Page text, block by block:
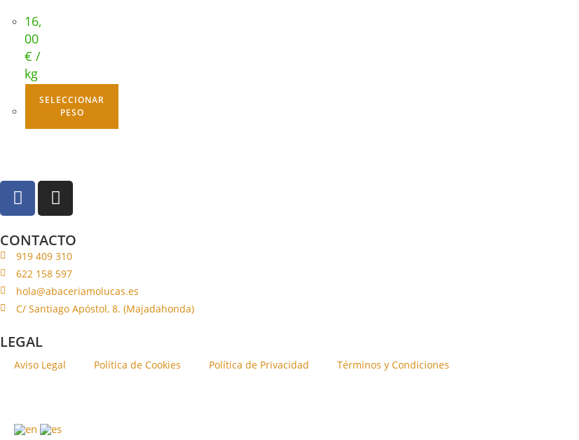
16,
00
€ /
kg
SELECCIONAR
PESO
CONTACTO
919 409 310
622 158 597
hola@abaceriamolucas.es
C/ Santiago Apóstol, 8. (Majadahonda)
LEGAL
Aviso Legal Política de Cookies Política de Privacidad Términos y Condiciones